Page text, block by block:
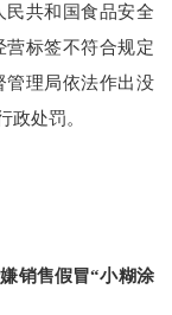
民共和国食品安全
营标签不符合规定
管理局依法作出没
政处罚。
销售假冒“小糊涂